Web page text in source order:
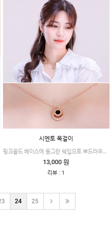
시엔토 목걸이
핑크골드 베이스에 동그란 쉐입으로 부드러우며, 자개와 오닉스가 셋팅되어 모던하고 고급스러운 제품이에요.
13,000 원
리뷰 : 1
24 25